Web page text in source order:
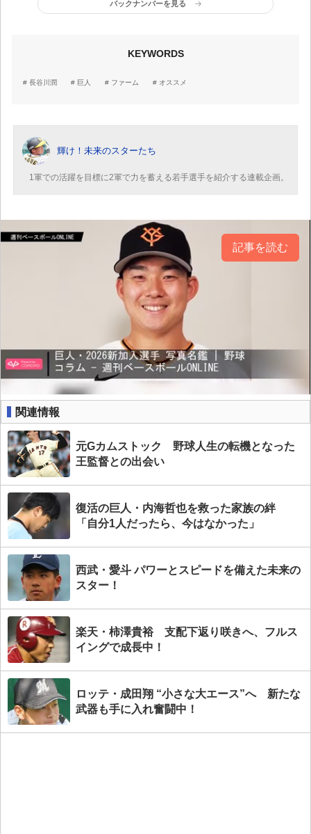
バックナンバーを見る
KEYWORDS
長谷川潤 巨人 ファーム オススメ
輝け！未来のスターたち
1軍での活躍を目標に2軍で力を蓄える若手選手を紹介する連載企画。
記事を読む
関連情報
元Gカムストック 野球人生の転機となった
王監督との出会い
復活の巨人・内海哲也を救った家族の絆
「自分1人だったら、今はなかった」
西武・愛斗 パワーとスピードを備えた未来の
スター！
楽天・柿澤貴裕 支配下返り咲きへ、フルス
イングで成長中！
ロッテ・成田翔 “小さな大エース”へ 新たな
武器も手に入れ奮闘中！